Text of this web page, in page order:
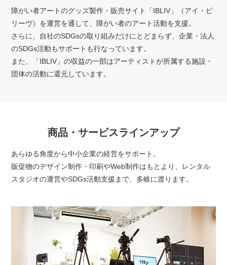
障がい者アートのグッズ製作・販売サイト「IBLIV」（アイ・ビ
リーヴ）を運営を通して、障がい者のアート活動を支援。
さらに、自社のSDGsの取り組みだけにとどまらず、企業・法人
のSDGs活動もサポートも行なっています。
また、「IBLIV」の収益の一部はアーティストが所属する施設・
団体の活動に還元しています。
商品・サービスラインアップ
あらゆる角度から中小企業の経営をサポート。
販促物のデザイン制作・印刷やWeb制作はもとより、 レンタル
スタジオの運営やSDGs活動支援まで、多岐に渡ります。